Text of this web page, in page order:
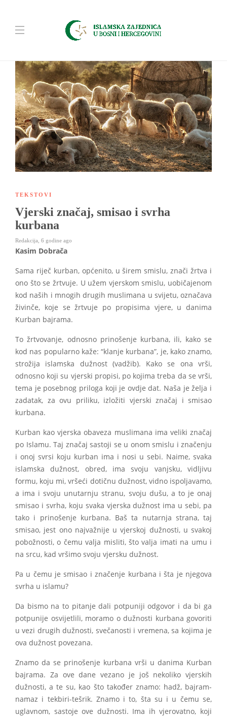
TEKSTOVI
Vjerski značaj, smisao i svrha
kurbana
Redakcija 6 godine ago
Kasim Dobrača
Sama riječ kurban, općenito, u širem smislu, znači žrtva i
ono što se žrtvuje. U užem vjerskom smislu, uobičajenom
kod naših i mnogih drugih muslimana u svijetu, označava
živinče, koje se žrtvuje po propisima vjere, u danima
Kurban bajrama.
To žrtvovanje, odnosno prinošenje kurbana, ili, kako se
kod nas popularno kaže: “klanje kurbana”, je, kako znamo,
strožija islamska dužnost (vadžib). Kako se ona vrši,
odnosno koji su vjerski propisi, po kojima treba da se vrši,
tema je posebnog priloga koji je ovdje dat. Naša je želja i
zadatak, za ovu priliku, izložiti vjerski značaj i smisao
kurbana.
Kurban kao vjerska obaveza muslimana ima veliki značaj
po Islamu. Taj značaj sastoji se u onom smislu i značenju
i onoj svrsi koju kurban ima i nosi u sebi. Naime, svaka
islamska dužnost, obred, ima svoju vanjsku, vidljivu
formu, koju mi, vršeći dotičnu dužnost, vidno ispoljavamo,
a ima i svoju unutarnju stranu, svoju dušu, a to je onaj
smisao i svrha, koju svaka vjerska dužnost ima u sebi, pa
tako i prinošenje kurbana. Baš ta nutarnja strana, taj
smisao, jest ono najvažnije u vjerskoj dužnosti, u svakoj
pobožnosti, o čemu valja misliti, što valja imati na umu i
na srcu, kad vršimo svoju vjersku dužnost.
Pa u čemu je smisao i značenje kurbana i šta je njegova
svrha u islamu?
Da bismo na to pitanje dali potpuniji odgovor i da bi ga
potpunije osvijetlili, moramo o dužnosti kurbana govoriti
u vezi drugih dužnosti, svečanosti i vremena, sa kojima je
ova dužnost povezana.
Znamo da se prinošenje kurbana vrši u danima Kurban
bajrama. Za ove dane vezano je još nekoliko vjerskih
dužnosti, a te su, kao što također znamo: hadž, bajram-
namaz i tekbiri-tešrik. Znamo i to, šta su i u čemu se,
uglavnom, sastoje ove dužnosti. Ima ih vjerovatno, koji